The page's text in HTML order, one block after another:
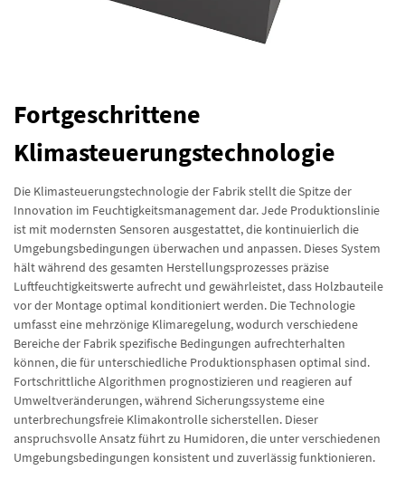
Fortgeschrittene
Klimasteuerungstechnologie
Die Klimasteuerungstechnologie der Fabrik stellt die Spitze der
Innovation im Feuchtigkeitsmanagement dar. Jede Produktionslinie
ist mit modernsten Sensoren ausgestattet, die kontinuierlich die
Umgebungsbedingungen überwachen und anpassen. Dieses System
hält während des gesamten Herstellungsprozesses präzise
Luftfeuchtigkeitswerte aufrecht und gewährleistet, dass Holzbauteile
vor der Montage optimal konditioniert werden. Die Technologie
umfasst eine mehrzönige Klimaregelung, wodurch verschiedene
Bereiche der Fabrik spezifische Bedingungen aufrechterhalten
können, die für unterschiedliche Produktionsphasen optimal sind.
Fortschrittliche Algorithmen prognostizieren und reagieren auf
Umweltveränderungen, während Sicherungssysteme eine
unterbrechungsfreie Klimakontrolle sicherstellen. Dieser
anspruchsvolle Ansatz führt zu Humidoren, die unter verschiedenen
Umgebungsbedingungen konsistent und zuverlässig funktionieren.